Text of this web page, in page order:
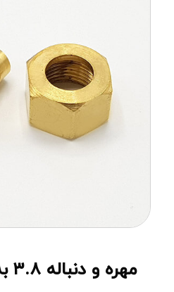
مهره و دنباله ۳.۸ به ۱۰